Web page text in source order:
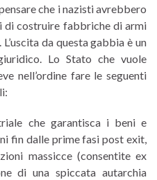
che i nazisti avrebbero
di costruire fabbriche di armi
da questa gabbia è un
Lo Stato che vuole
nell’ordine fare le seguenti
che garantisca i beni e
fin dalle prime fasi post exit,
massicce (consentite ex
di una spiccata autarchia